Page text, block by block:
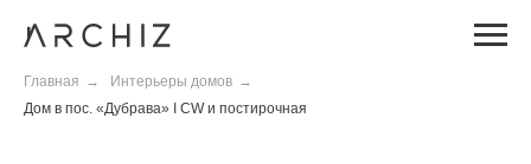
Главная → Интерьеры домов →
Дом в пос. «Дубрава» I CW и постирочная